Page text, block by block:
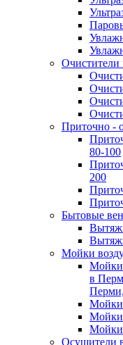
Очистители
Приточно -
80-100
200
Бытовые
Мойки
Мойки
в
Мойки
Мойки
Мойки
Осушители